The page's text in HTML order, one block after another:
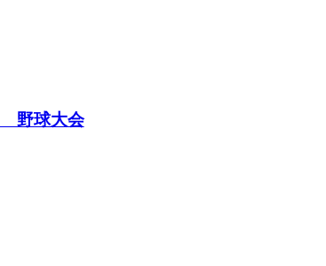
野球大会